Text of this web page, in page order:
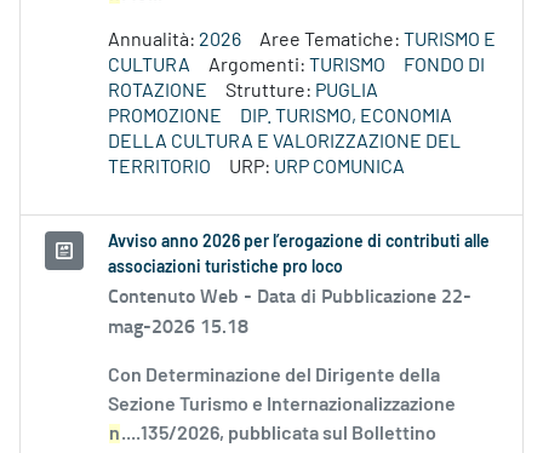
Annualità: 2026 Aree Tematiche: TURISMO E
CULTURA
Argomenti: TURISMO
FONDO DI
ROTAZIONE
Strutture: PUGLIA
PROMOZIONE
DIP. TURISMO, ECONOMIA
DELLA CULTURA E VALORIZZAZIONE DEL
TERRITORIO
URP: URP COMUNICA
Avviso anno 2026 per l’erogazione di contributi alle
associazioni turistiche pro loco
Contenuto Web - Data di Pubblicazione 22-
mag-2026 15.18
Con Determinazione del Dirigente della
Sezione Turismo e Internazionalizzazione
n....135/2026, pubblicata sul Bollettino